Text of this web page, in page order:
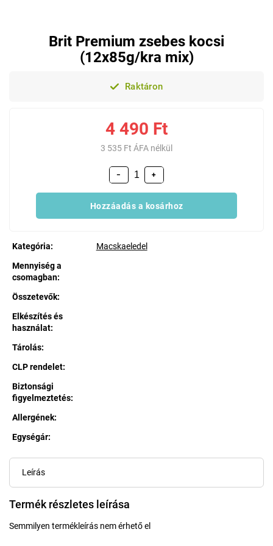
Brit Premium zsebes kocsi
(12x85g/kra mix)
Raktáron
4 490 Ft
3 535 Ft ÁFA nélkül
+
−
Hozzáadás a kosárhoz
Kategória:
Macskaeledel
Mennyiség a
csomagban:
Összetevők:
Elkészítés és
használat:
Tárolás:
CLP rendelet:
Biztonsági
figyelmeztetés:
Allergének:
Egységár:
Leírás
Termék részletes leírása
Semmilyen termékleírás nem érhető el